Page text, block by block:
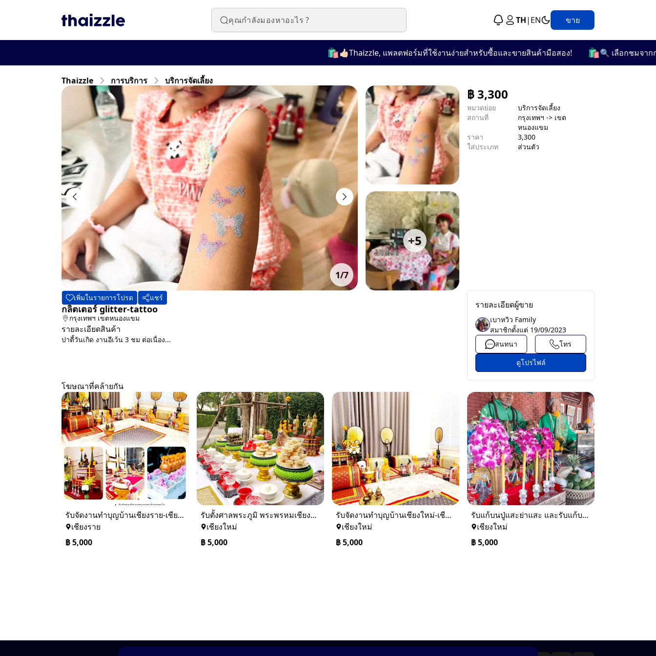
TH| EN ขาย
👍🏻Thaizzle, แพลตฟอร์มที่ใช้งานง่ายสำหรับซื้อและขายสินค้ามือสอง! 🛍️ 🔍 เลือกชมจากกว่า
Thaizzle การบริการ บริการจัดเลี้ยง
1/7
+5
฿3,300
หมวดย่อย
บริการจัดเลี้ยง
สถานที่
กรุงเทพฯ -> เขต
หนองแขม
ราคา
3,300
ใส่ประเภท
ส่วนตัว
เพิ่มในรายการโปรด แชร์
กลิตเตอร์ glitter-tattoo
กรุงเทพฯ เขตหนองแขม
รายละเอียดสินค้า
ปาตี้วันเกิด งานอีเว้น 3 ชม ต่อเนื่อง...
รายละเอียดผู้ขาย
เบาหวิว Family
สมาชิกตั้งแต่ 19/09/2023
สนทนา
โทร
ดูโปรไฟล์
โฆษณาที่คล้ายกัน
รับจัดงานทำบุญบ้านเชียงราย-เชียงใหม่ 0884158464
เชียงราย
฿5,000
รับตั้งศาลพระภูมิ พระพรหมเชียงใหม่ และทั่วภาคเหนือ 0884158464
เชียงใหม่
฿5,000
รับจัดงานทำบุญบ้านเชียงใหม่-เชียงราย และทั่วภาคเหนือ 0884158464
เชียงใหม่
฿5,000
รับแก้บนปู่แสะย่าแสะ และรับแก้บนทั่วภาคเหนือ 0884158464
เชียงใหม่
฿5,000